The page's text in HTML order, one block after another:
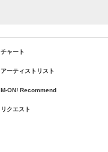
チャート
アーティストリスト
M-ON! Recommend
リクエスト